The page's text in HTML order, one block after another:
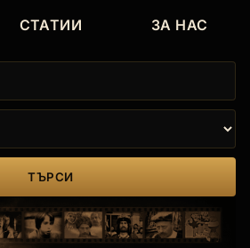
СТАТИИ ЗА НАС
ТЪРСИ